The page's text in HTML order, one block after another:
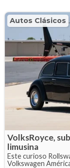
Autos Clásicos
VolksRoyce,
limusina
Este curioso
Volkswagen